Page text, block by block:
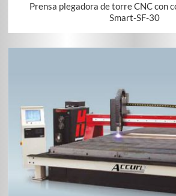
Prensa plegadora de torre CNC con
Smart-SF-30